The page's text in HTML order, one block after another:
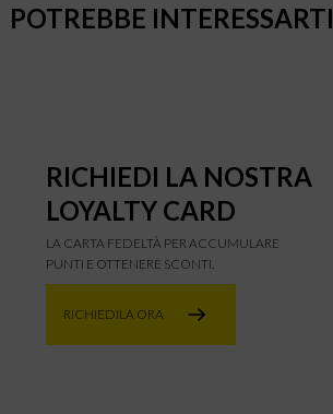
POTREBBE INTERESSARTI
RICHIEDI LA NOSTRA
LOYALTY CARD
LA CARTA FEDELTÀ PER ACCUMULARE
PUNTI E OTTENERE SCONTI.
RICHIEDILA ORA